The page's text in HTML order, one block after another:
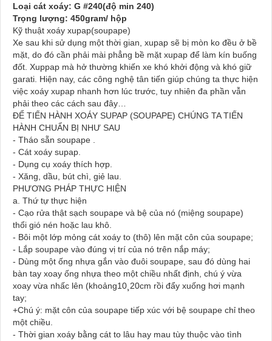
Loại cát xoáy: G #240(độ min 240)
Trọng lượng: 450gram/ hộp
Kỹ thuật xoáy xupap(soupape)
Xe sau khi sử dụng một thời gian, xupap sẽ bị mòn ko đều ở bề
mặt, do đó cần phải mài phẳng bề mặt xupap để làm kín buống
đốt. Xuppap mà hở thường khiến xe khó khởi động và khó giữ
garati. Hiện nay, các công nghệ tân tiến giúp chúng ta thực hiện
việc xoáy xupap nhanh hơn lúc trước, tuy nhiên đa phần vẫn
phải theo các cách sau đây…
ĐỂ TIẾN HÀNH XOÁY SUPAP (SOUPAPE) CHÚNG TA TIẾN
HÀNH CHUẨN BỊ NHƯ SAU
- Tháo sẵn soupape .
- Cát xoáy supap.
- Dụng cụ xoáy thích hợp.
- Xăng, dầu, bút chì, giẻ lau.
PHƯƠNG PHÁP THỰC HIỆN
a. Thứ tự thực hiện
- Cạo rửa thật sạch soupape và bệ của nó (miệng soupape)
thổi gió nén hoặc lau khô.
- Bôi một lớp mỏng cát xoáy to (thô) lên mặt côn của soupape;
- Lắp soupape vào đúng vị trí của nó trên nắp máy;
- Dùng một ống nhựa gắn vào đuôi soupape, sau đó dùng hai
bàn tay xoay ống nhựa theo một chiều nhất định, chú ý vừa
xoay vừa nhấc lên (khoảng10¸20cm rồi đẩy xuống hơi mạnh
tay;
+Chú ý: mặt côn của soupape tiếp xúc với bệ soupape chỉ theo
một chiều.
- Thời gian xoáy bằng cát to lâu hay mau tùy thuộc vào tình